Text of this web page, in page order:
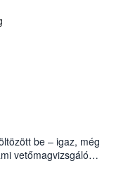
be – igaz, még
vetőmagvizsgáló
Czigler Győző által